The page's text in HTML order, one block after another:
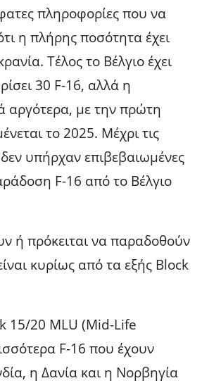
πληροφορίες που να
η πλήρης ποσότητα έχει
Τέλος το Βέλγιο έχει
30 F-16, αλλά η
αργότερα, με την πρώτη
το 2025. Μέχρι τις
υπήρχαν επιβεβαιωμένες
F-16 από το Βέλγιο
ή πρόκειται να παραδοθούν
κυρίως από τα εξής Block
15/20 MLU (Mid-Life
F-16 που έχουν
η Δανία και η Νορβηγία